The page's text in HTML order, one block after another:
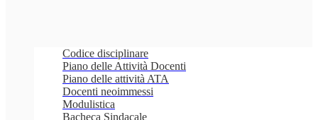
Codice disciplinare
Piano delle Attività Docenti
Piano delle attività ATA
Docenti neoimmessi
Modulistica
Bacheca Sindacale